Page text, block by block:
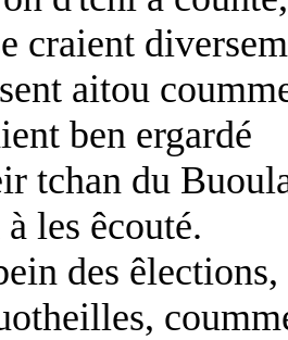
craient
aitou
ben ergardé
tchan du
les êcouté.
des êlections,